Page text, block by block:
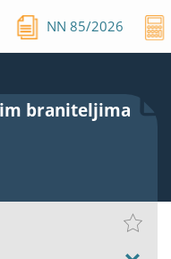
NN85/2026
braniteljima